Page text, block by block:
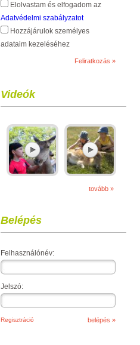
Elolvastam és elfogadom az
Adatvédelmi szabályzatot
Hozzájárulok személyes
adataim kezeléséhez
Videók
tovább »
Belépés
Felhasználónév:
Jelszó:
Regisztráció